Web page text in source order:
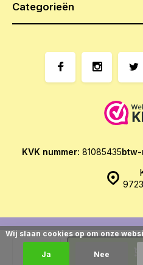
Categorieën
KVK nummer: 81085435btw-
© Het Zoethoudertje- Theme
Wij slaan cookies op om onze
Ja Nee